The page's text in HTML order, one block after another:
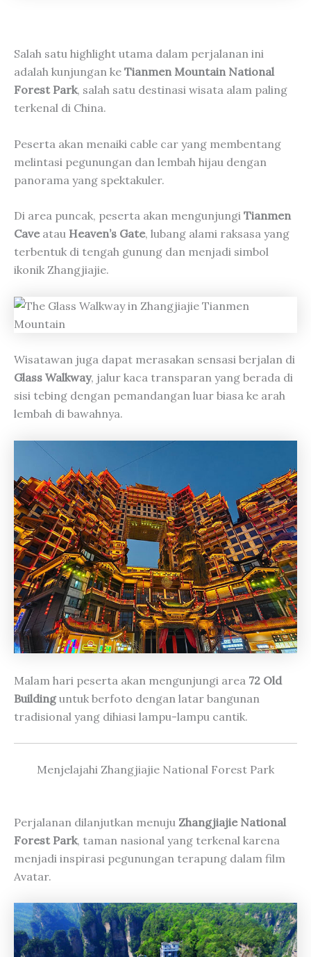
Salah satu highlight utama dalam perjalanan ini
adalah kunjungan ke Tianmen Mountain National
Forest Park, salah satu destinasi wisata alam paling
terkenal di China.
Peserta akan menaiki cable car yang membentang
melintasi pegunungan dan lembah hijau dengan
panorama yang spektakuler.
Di area puncak, peserta akan mengunjungi Tianmen
Caveatau Heaven’s Gate, lubang alami raksasa yang
terbentuk di tengah gunung dan menjadi simbol
ikonik Zhangjiajie.
Wisatawan juga dapat merasakan sensasi berjalan di
Glass Walkway, jalur kaca transparan yang berada di
sisi tebing dengan pemandangan luar biasa ke arah
lembah di bawahnya.
Malam hari peserta akan mengunjungi area 72 Old
Buildinguntuk berfoto dengan latar bangunan
tradisional yang dihiasi lampu-lampu cantik.
Menjelajahi Zhangjiajie National Forest Park
Perjalanan dilanjutkan menuju Zhangjiajie National
Forest Park, taman nasional yang terkenal karena
menjadi inspirasi pegunungan terapung dalam film
Avatar.